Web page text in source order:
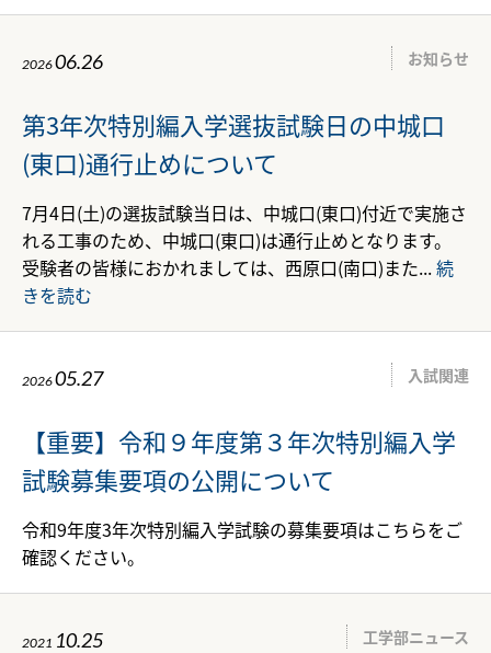
202606.26 お知らせ
第3年次特別編入学選抜試験日の中城口
(東口)通行止めについて
7月4日(土)の選抜試験当日は、中城口(東口)付近で実施さ
れる工事のため、中城口(東口)は通行止めとなります。
受験者の皆様におかれましては、西原口(南口)また...続
きを読む
202605.27 入試関連
【重要】令和９年度第３年次特別編入学
試験募集要項の公開について
令和9年度3年次特別編入学試験の募集要項はこちらをご
確認ください。
2021 10.25 工学部ニュース